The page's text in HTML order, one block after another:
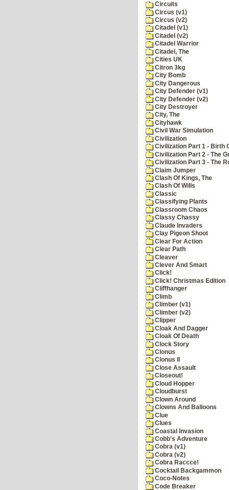
Circuits
Circus (v1)
Circus (v2)
Citadel (v1)
Citadel (v2)
Citadel Warrior
Citadel, The
Cities UK
Citron 3kg
City Bomb
City Dangerous
City Defender (v1)
City Defender (v2)
City Destroyer
City, The
Cityhawk
Civil War Simulation
Civilization
Civilization Part 1 - Birth
Civilization Part 2 - The
Civilization Part 3 - The
Claim Jumper
Clash Of Kings, The
Clash Of Wills
Classic
Classifying Plants
Classroom Chaos
Classy Chassy
Claude Invaders
Clay Pigeon Shoot
Clear For Action
Clear Path
Cleaver
Clever And Smart
Click!
Click! Christmas Edition
Cliffhanger
Climb
Climber (v1)
Climber (v2)
Clipper
Cloak And Dagger
Cloak Of Death
Clock Story
Clonus
Clonus II
Close Assault
Closeout!
Cloud Hopper
Cloudburst
Clown Around
Clowns And Balloons
Clue
Clues
Coastal Invasion
Cobb's Adventure
Cobra (v1)
Cobra (v2)
Cobra Raccce!
Cocktail Backgammon
Coco-Notes
Code Breaker